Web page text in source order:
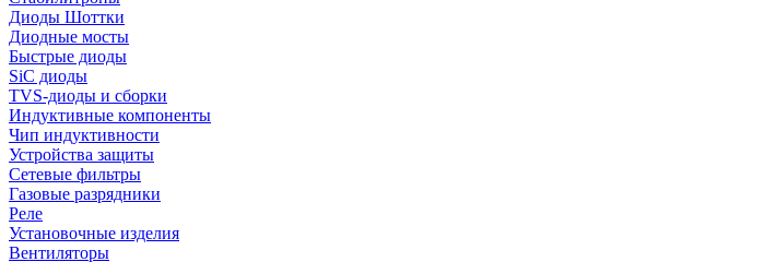
Диоды Шоттки
Диодные мосты
Быстрые диоды
SiC диоды
TVS-диоды и сборки
Индуктивные компоненты
Чип индуктивности
Устройства защиты
Сетевые фильтры
Газовые разрядники
Реле
Установочные изделия
Вентиляторы